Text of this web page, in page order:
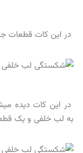
در این کات قطعات
در این کات دیده
به لب خلفی و یک